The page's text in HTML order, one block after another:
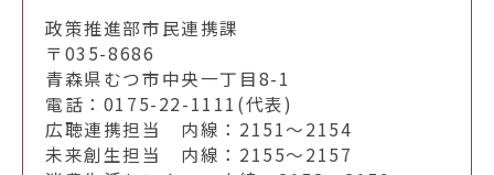
政策推進部市民連携課
〒035-8686
青森県むつ市中央一丁目8-1
電話：0175-22-1111(代表)
広聴連携担当 内線：2151～2154
未来創生担当 内線：2155～2157